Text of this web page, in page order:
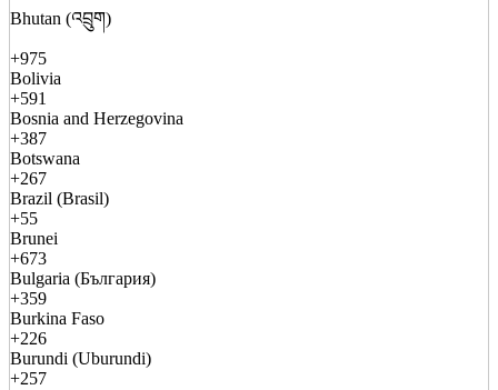
Bhutan (འབྲུག)
+975
Bolivia
+591
Bosnia and Herzegovina
+387
Botswana
+267
Brazil (Brasil)
+55
Brunei
+673
Bulgaria (България)
+359
Burkina Faso
+226
Burundi (Uburundi)
+257